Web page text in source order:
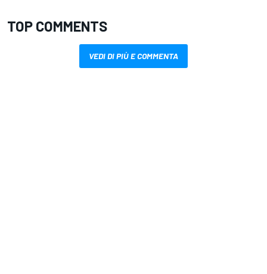
TOP COMMENTS
VEDI DI PIÙ E COMMENTA